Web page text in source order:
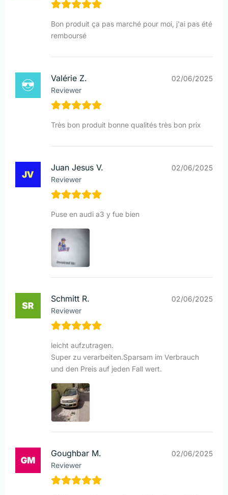
Bon produit ça pas marché pour moi, j'ai pas été
remboursé
Valérie Z.
Reviewer
02/06/2025
Très bon produit bonne qualités très bon prix
Juan Jesus V.
Reviewer
02/06/2025
Puse en audi a3 y fue bien
Schmitt R.
Reviewer
02/06/2025
leicht aufzutragen.
Super zu verarbeiten.Sparsam im Verbrauch
und den Preis auf jeden Fall wert.
Goughbar M.
Reviewer
02/06/2025